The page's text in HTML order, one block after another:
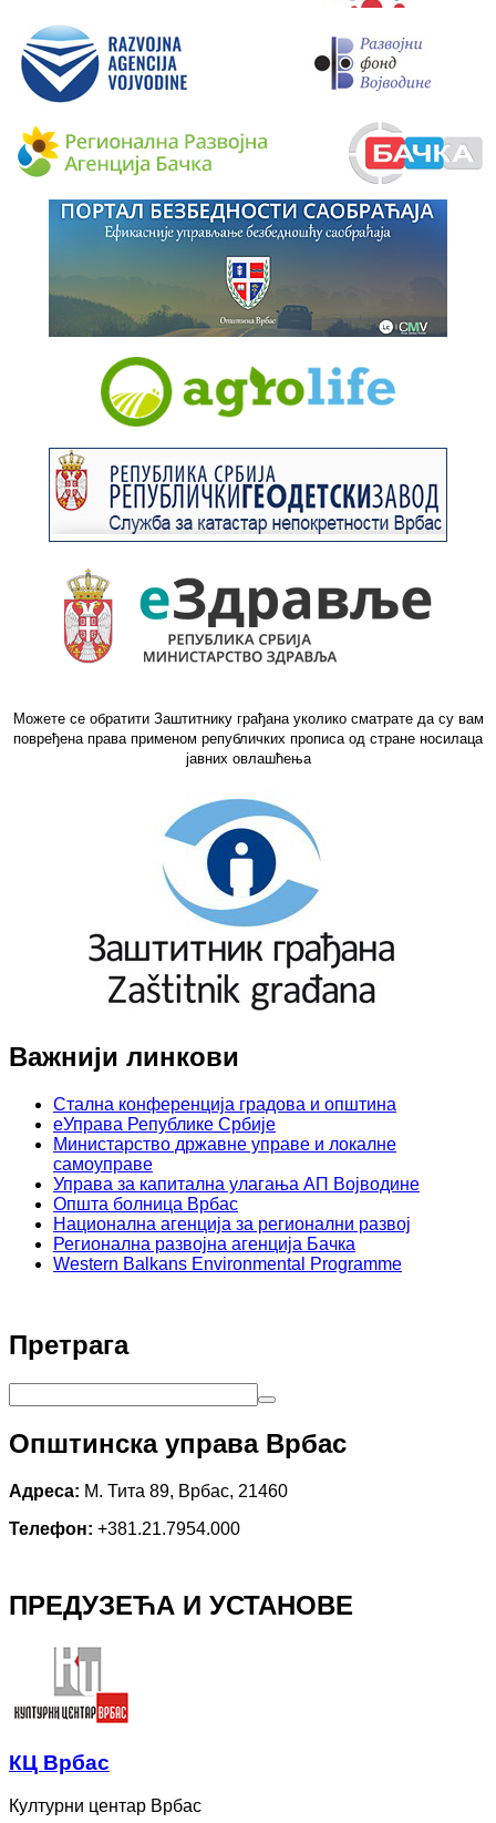
Можете се обратити Заштитнику грађана уколико сматрате да су вам
повређена права применом републичких прописа од стране носилаца
јавних овлашћења
Важнији линкови
Стална конференција градова и општина
еУправа Републике Србије
Министарство државне управе и локалне
самоуправе
Управа за капитална улагања АП Војводине
Општа болница Врбас
Национална агенција за регионални развој
Регионална развојна агенција Бачка
Western Balkans Environmental Programme
Претрага
Општинска управа Врбас
Адреса: М. Тита 89, Врбас, 21460
Телефон: +381.21.7954.000
ПРЕДУЗЕЋА И УСТАНОВЕ
КЦ Врбас
Културни центар Врбас